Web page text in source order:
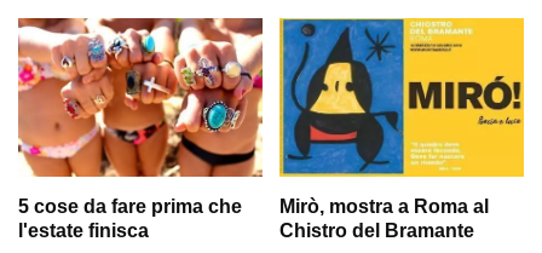
5 cose da fare prima che
l'estate finisca
Mirò, mostra a Roma al
Chistro del Bramante